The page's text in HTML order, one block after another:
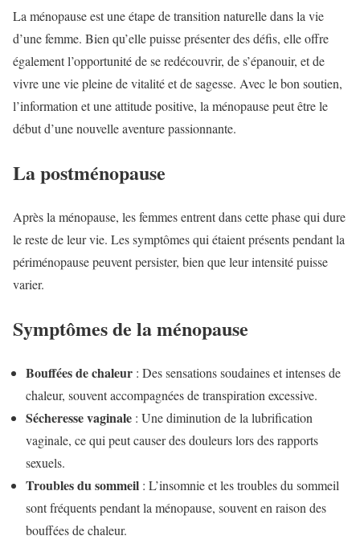
La ménopause est une étape de transition naturelle dans la vie
d’une femme. Bien qu’elle puisse présenter des défis, elle offre
également l’opportunité de se redécouvrir, de s’épanouir, et de
vivre une vie pleine de vitalité et de sagesse. Avec le bon soutien,
l’information et une attitude positive, la ménopause peut être le
début d’une nouvelle aventure passionnante.
La postménopause
Après la ménopause, les femmes entrent dans cette phase qui dure
le reste de leur vie. Les symptômes qui étaient présents pendant la
périménopause peuvent persister, bien que leur intensité puisse
varier.
Symptômes de la ménopause
Bouffées de chaleur : Des sensations soudaines et intenses de
chaleur, souvent accompagnées de transpiration excessive.
Sécheresse vaginale : Une diminution de la lubrification
vaginale, ce qui peut causer des douleurs lors des rapports
sexuels.
Troubles du sommeil : L’insomnie et les troubles du sommeil
sont fréquents pendant la ménopause, souvent en raison des
bouffées de chaleur.